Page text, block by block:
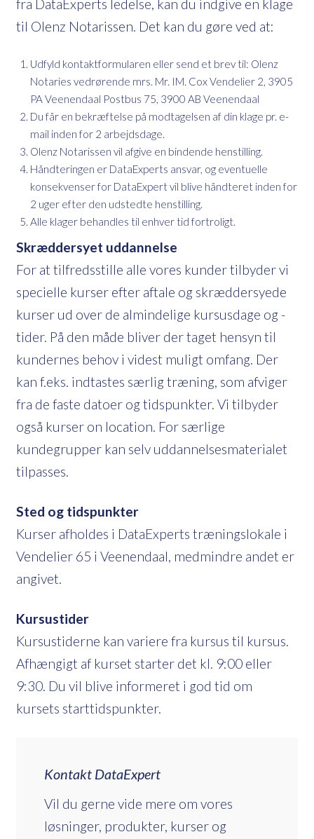
fra DataExperts ledelse, kan du indgive en klage
til Olenz Notarissen. Det kan du gøre ved at:
Udfyld kontaktformularen eller send et brev til: Olenz
Notaries vedrørende mrs. Mr. IM. Cox Vendelier 2, 3905
PA Veenendaal Postbus 75, 3900 AB Veenendaal
Du får en bekræftelse på modtagelsen af din klage pr. e-
mail inden for 2 arbejdsdage.
Olenz Notarissen vil afgive en bindende henstilling.
Håndteringen er DataExperts ansvar, og eventuelle
konsekvenser for DataExpert vil blive håndteret inden for
2 uger efter den udstedte henstilling.
Alle klager behandles til enhver tid fortroligt.
Skræddersyet uddannelse
For at tilfredsstille alle vores kunder tilbyder vi
specielle kurser efter aftale og skræddersyede
kurser ud over de almindelige kursusdage og -
tider. På den måde bliver der taget hensyn til
kundernes behov i videst muligt omfang. Der
kan f.eks. indtastes særlig træning, som afviger
fra de faste datoer og tidspunkter. Vi tilbyder
også kurser on location. For særlige
kundegrupper kan selv uddannelsesmaterialet
tilpasses.
Sted og tidspunkter
Kurser afholdes i DataExperts træningslokale i
Vendelier 65 i Veenendaal, medmindre andet er
angivet.
Kursustider
Kursustiderne kan variere fra kursus til kursus.
Afhængigt af kurset starter det kl. 9:00 eller
9:30. Du vil blive informeret i god tid om
kursets starttidspunkter.
Kontakt DataExpert
Vil du gerne vide mere om vores
løsninger, produkter, kurser og